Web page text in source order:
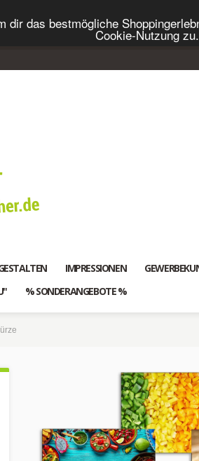
dir das bestmögliche
Cookie-Nutzung zu.
IMPRESSIONEN
% SONDERANGEBOTE %